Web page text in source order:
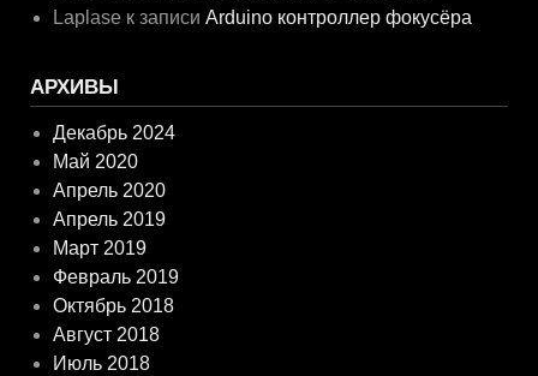
Laplase к записиArduino контроллер фокусёра
АРХИВЫ
Декабрь 2024
Май 2020
Апрель 2020
Апрель 2019
Март 2019
Февраль 2019
Октябрь 2018
Август 2018
Июль 2018